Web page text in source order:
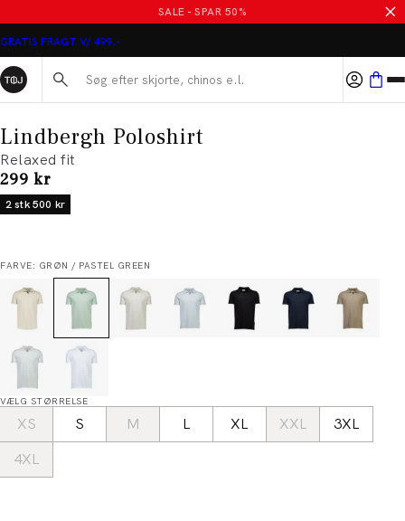
SALE - SPAR 50%
GRATIS FRAGT V/ 499,-
Søg her...
Lindbergh Poloshirt
Relaxed fit
I alt (inkl. rabat)
299 kr
2 stk 500 kr
FARVE: GRØN / PASTEL GREEN
VÆLG STØRRELSE
XS S M L XL XXL
3XL
4XL